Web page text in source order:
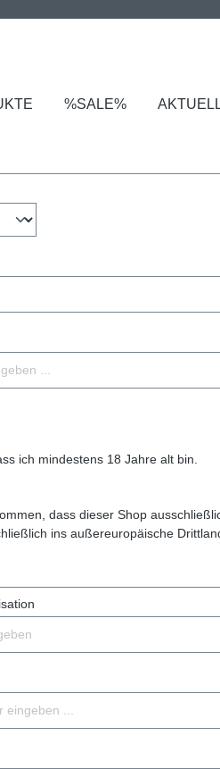
%SALE%
ich mindestens 18 Jahre alt bin.
dass dieser Shop
ins außereuropäische